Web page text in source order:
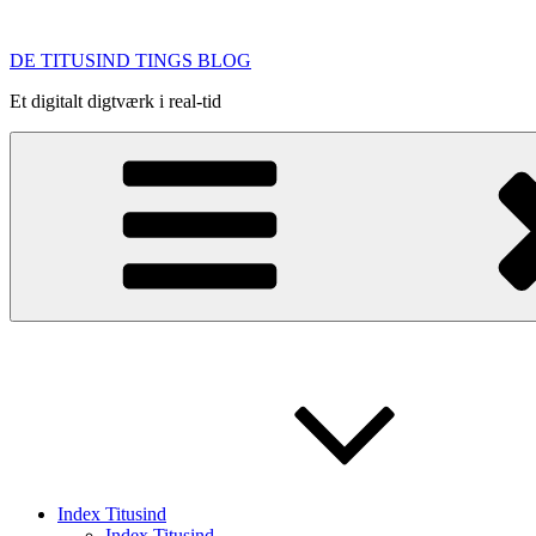
indhold
DE TITUSIND TINGS BLOG
Et digitalt digtværk i real-tid
Index Titusind